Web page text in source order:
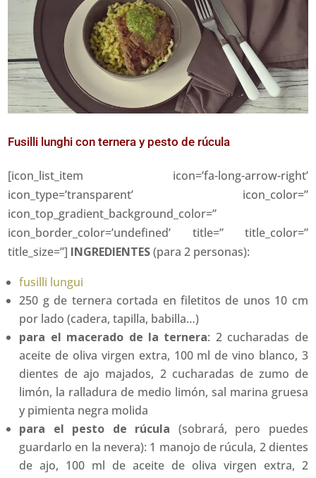
Fusilli lunghi con ternera y pesto de rúcula
[icon_list_item icon=’fa-long-arrow-right’
icon_type=’transparent’ icon_color=”
icon_top_gradient_background_color=”
icon_border_color=’undefined’ title=” title_color=”
title_size=”] INGREDIENTES(para 2 personas):
fusilli lungui
250 g de ternera cortada en filetitos de unos 10 cm
por lado (cadera, tapilla, babilla…)
para el macerado de la ternera: 2 cucharadas de
aceite de oliva virgen extra, 100 ml de vino blanco, 3
dientes de ajo majados, 2 cucharadas de zumo de
limón, la ralladura de medio limón, sal marina gruesa
y pimienta negra molida
para el pesto de rúcula (sobrará, pero puedes
guardarlo en la nevera): 1 manojo de rúcula, 2 dientes
de ajo, 100 ml de aceite de oliva virgen extra, 2